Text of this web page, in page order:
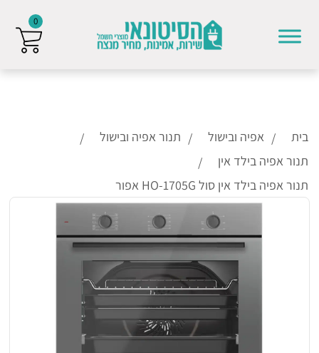
בית אפיה ובישול
תנור אפיה ובישול
תנור אפיה בילד אין
תנור אפיה בילד אין סול HO-1705G אפור
0